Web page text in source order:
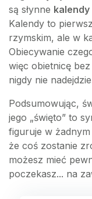
są słynne
Kalendy to
rzymskim, ale w
Obiecywanie
więc obietnicę
nigdy nie
Podsumowując,
jego „święto” to
figuruje w żadnym
że coś zostanie
możesz mieć
poczekasz... na